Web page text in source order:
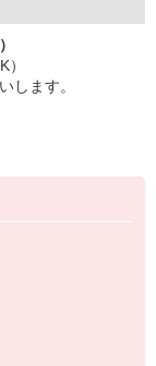
営しているゼンシ
します。
クルーの研修など
はほとんどありま